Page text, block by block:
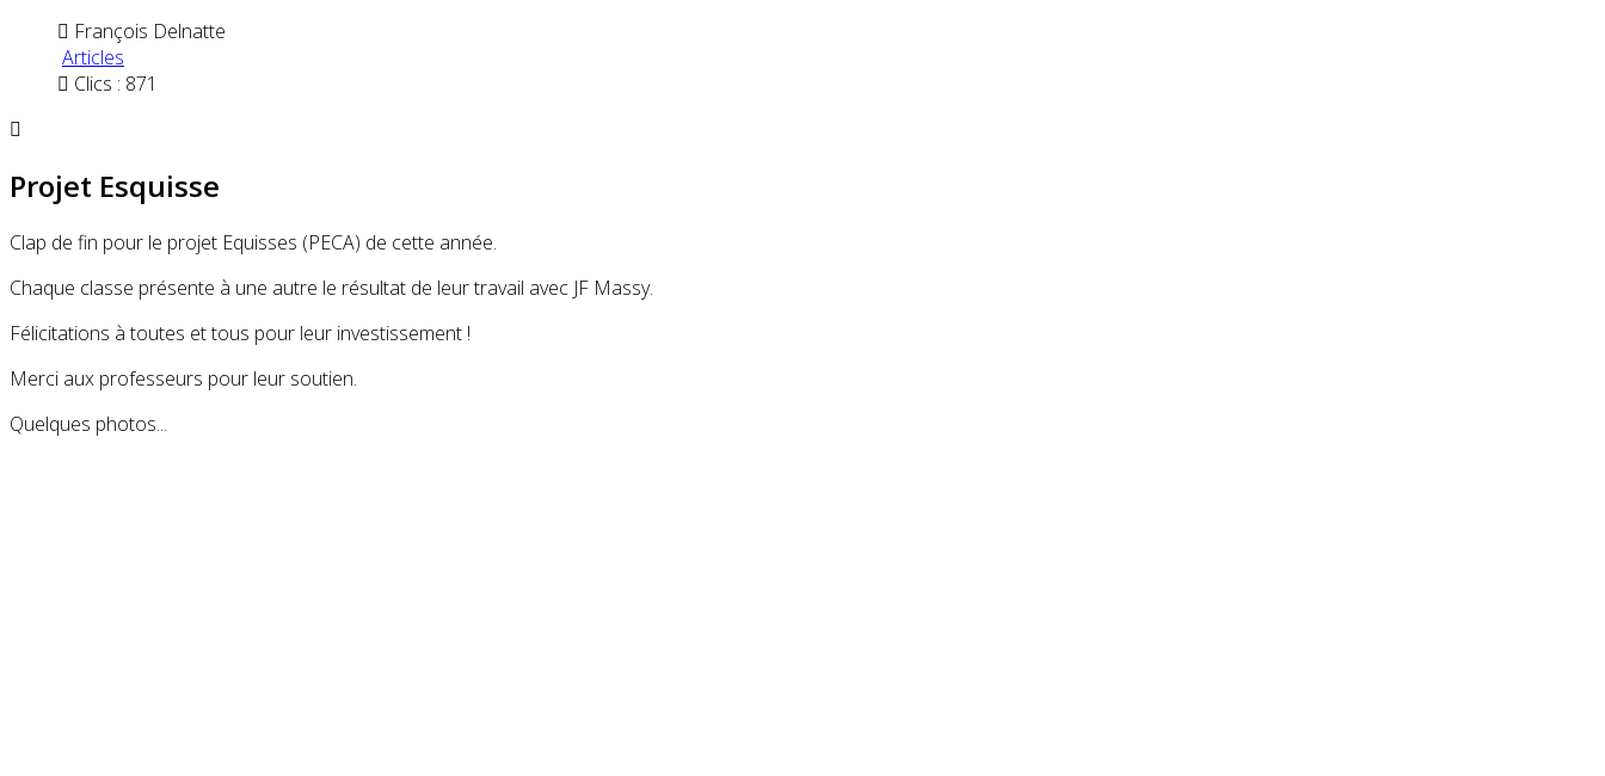
François Delnatte
Articles
Clics : 871
Projet Esquisse
Clap de fin pour le projet Equisses (PECA) de cette année.
Chaque classe présente à une autre le résultat de leur travail avec JF Massy.
Félicitations à toutes et tous pour leur investissement !
Merci aux professeurs pour leur soutien.
Quelques photos...